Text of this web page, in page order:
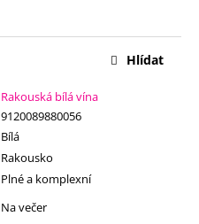
Rakouská bílá vína
9120089880056
Bílá
Rakousko
Plné a komplexní
Na večer
Hlídat